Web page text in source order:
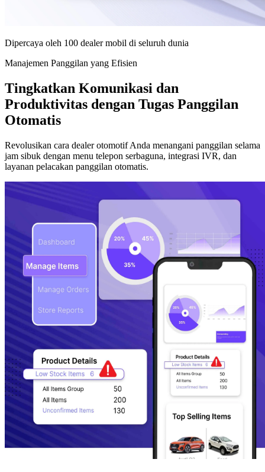
Dipercaya oleh 100 dealer mobil di seluruh dunia
Manajemen Panggilan yang Efisien
Tingkatkan Komunikasi dan
Produktivitas dengan Tugas Panggilan
Otomatis
Revolusikan cara dealer otomotif Anda menangani panggilan selama
jam sibuk dengan menu telepon serbaguna, integrasi IVR, dan
layanan pelacakan panggilan otomatis.